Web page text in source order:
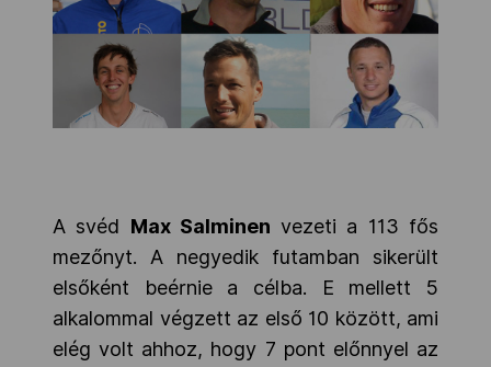
A svéd Max Salminen vezeti a 113 fős
mezőnyt. A negyedik futamban sikerült
elsőként beérnie a célba. E mellett 5
alkalommal végzett az első 10 között, ami
elég volt ahhoz, hogy 7 pont előnnyel az